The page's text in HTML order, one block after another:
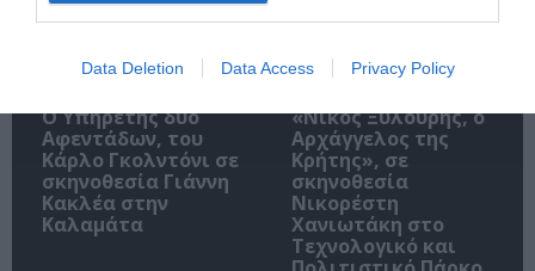
Data Deletion Data Access Privacy Policy
Ο Υπηρέτης δύο
Αφεντάδων, του
Κάρλο Γκολντόνι σε
σκηνοθεσία Γιάννη
Κακλέα στην
Καλαμάτα
«Νίκος Ξυλούρης, ο
Αρχάγγελος της
Κρήτης», σε
σκηνοθεσία
Νικορέστη
Χανιωτάκη στο
Τεχνολογικό και